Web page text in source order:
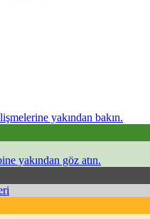
yakından bakın.
yakından göz atın.